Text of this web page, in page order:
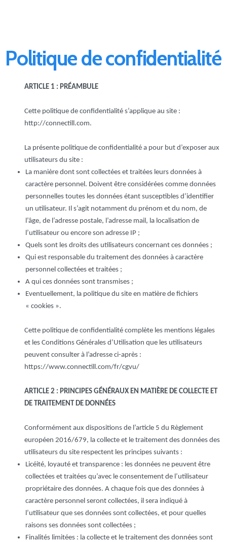
Politique de confidentialité
ARTICLE 1 : PRÉAMBULE
Cette politique de confidentialité s’applique au site :
http://connectill.com.
La présente politique de confidentialité a pour but d’exposer aux
utilisateurs du site :
La manière dont sont collectées et traitées leurs données à
caractère personnel. Doivent être considérées comme données
personnelles toutes les données étant susceptibles d’identifier
un utilisateur. Il s’agit notamment du prénom et du nom, de
l’âge, de l’adresse postale, l’adresse mail, la localisation de
l’utilisateur ou encore son adresse IP ;
Quels sont les droits des utilisateurs concernant ces données ;
Qui est responsable du traitement des données à caractère
personnel collectées et traitées ;
A qui ces données sont transmises ;
Eventuellement, la politique du site en matière de fichiers
« cookies ».
Cette politique de confidentialité complète les mentions légales
et les Conditions Générales d’Utilisation que les utilisateurs
peuvent consulter à l’adresse ci-après :
https://www.connectill.com/fr/cgvu/
ARTICLE 2 : PRINCIPES GÉNÉRAUX EN MATIÈRE DE COLLECTE ET
DE TRAITEMENT DE DONNÉES
Conformément aux dispositions de l’article 5 du Règlement
européen 2016/679, la collecte et le traitement des données des
utilisateurs du site respectent les principes suivants :
Licéité, loyauté et transparence : les données ne peuvent être
collectées et traitées qu’avec le consentement de l’utilisateur
propriétaire des données. A chaque fois que des données à
caractère personnel seront collectées, il sera indiqué à
l’utilisateur que ses données sont collectées, et pour quelles
raisons ses données sont collectées ;
Finalités limitées : la collecte et le traitement des données sont